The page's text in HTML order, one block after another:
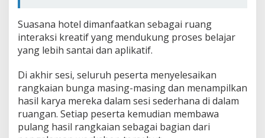
Suasana hotel dimanfaatkan sebagai ruang
interaksi kreatif yang mendukung proses belajar
yang lebih santai dan aplikatif.
Di akhir sesi, seluruh peserta menyelesaikan
rangkaian bunga masing-masing dan menampilkan
hasil karya mereka dalam sesi sederhana di dalam
ruangan. Setiap peserta kemudian membawa
pulang hasil rangkaian sebagai bagian dari